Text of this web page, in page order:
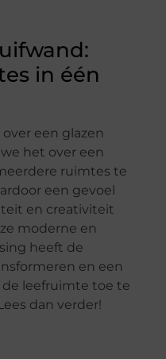
in één
een glazen
het over een
ruimtes te
een gevoel
en creativiteit
moderne en
heeft de
en een
leefruimte toe te
dan verder!